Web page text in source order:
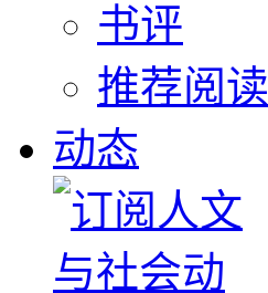
书评
推荐阅读
动态